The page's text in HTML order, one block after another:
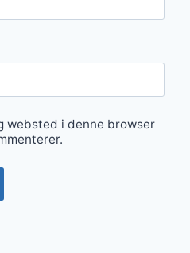
websted i denne browser